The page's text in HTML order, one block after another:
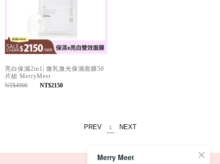
亮白保濕2in1| 微乳激光保濕面膜50
片組 MerryMeet
NT$4900
NT$2150
PREV 1 NEXT
Merry Meet